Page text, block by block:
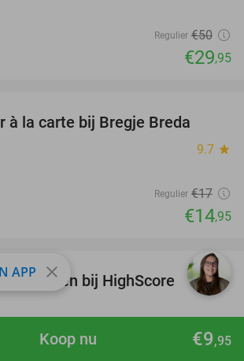
€9,95
Koop nu
Regulier €50
€29,95
à la carte bij Bregje Breda
9.7 star
Regulier €17
€14,95
33%
gamen bij HighScore
9.5
APP close